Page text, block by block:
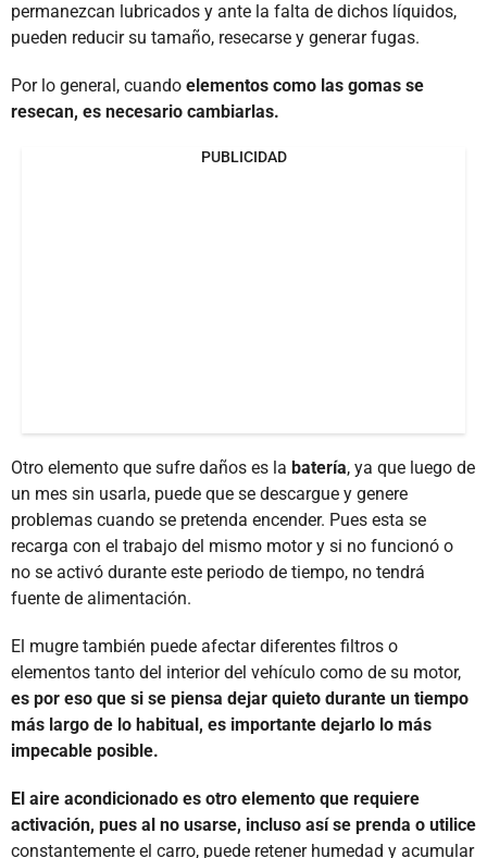
permanezcan lubricados y ante la falta de dichos líquidos,
pueden reducir su tamaño, resecarse y generar fugas.
Por lo general, cuando elementos como las gomas se
resecan, es necesario cambiarlas.
PUBLICIDAD
Otro elemento que sufre daños es la batería, ya que luego de
un mes sin usarla, puede que se descargue y genere
problemas cuando se pretenda encender. Pues esta se
recarga con el trabajo del mismo motor y si no funcionó o
no se activó durante este periodo de tiempo, no tendrá
fuente de alimentación.
El mugre también puede afectar diferentes filtros o
elementos tanto del interior del vehículo como de su motor,
es por eso que si se piensa dejar quieto durante un tiempo
más largo de lo habitual, es importante dejarlo lo más
impecable posible.
El aire acondicionado es otro elemento que requiere
activación, pues al no usarse, incluso así se prenda o utilice
constantemente el carro, puede retener humedad y acumular